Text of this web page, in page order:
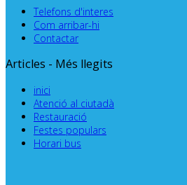
Telefons d'interes
Com arribar-hi
Contactar
Articles - Més llegits
inici
Atenció al ciutadà
Restauració
Festes populars
Horari bus